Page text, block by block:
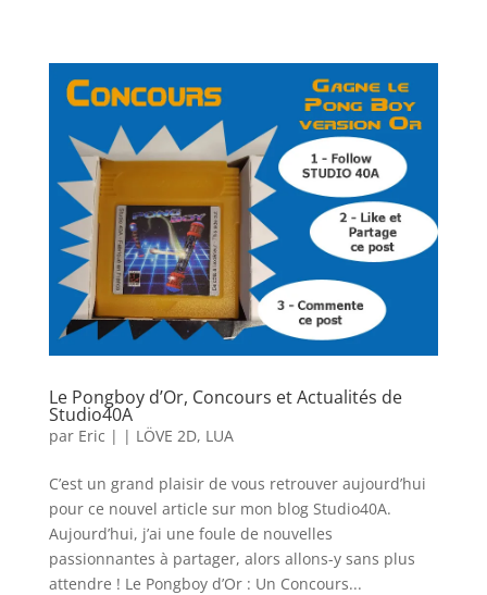
Le Pongboy d’Or, Concours et Actualités de
Studio40A
par Eric | | LÖVE 2D, LUA
C’est un grand plaisir de vous retrouver aujourd’hui
pour ce nouvel article sur mon blog Studio40A.
Aujourd’hui, j’ai une foule de nouvelles
passionnantes à partager, alors allons-y sans plus
attendre ! Le Pongboy d’Or : Un Concours...